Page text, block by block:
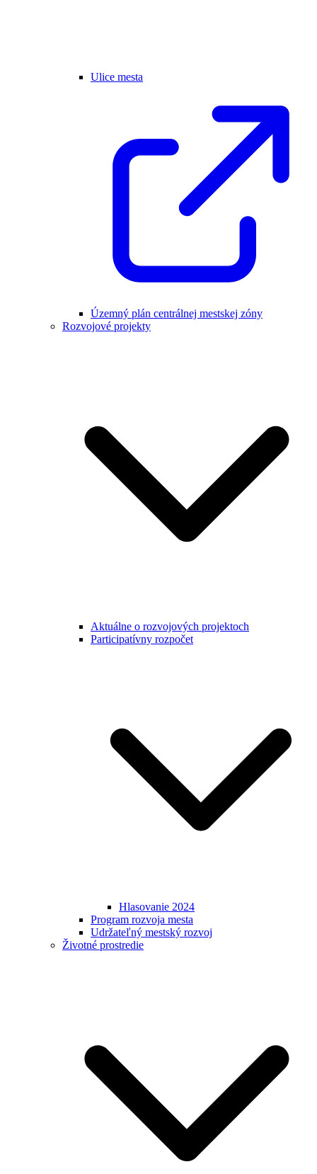
Ulice mesta
Územný plán centrálnej mestskej zóny
Rozvojové projekty
Aktuálne o rozvojových projektoch
Participatívny rozpočet
Hlasovanie 2024
Program rozvoja mesta
Udržateľný mestský rozvoj
Životné prostredie